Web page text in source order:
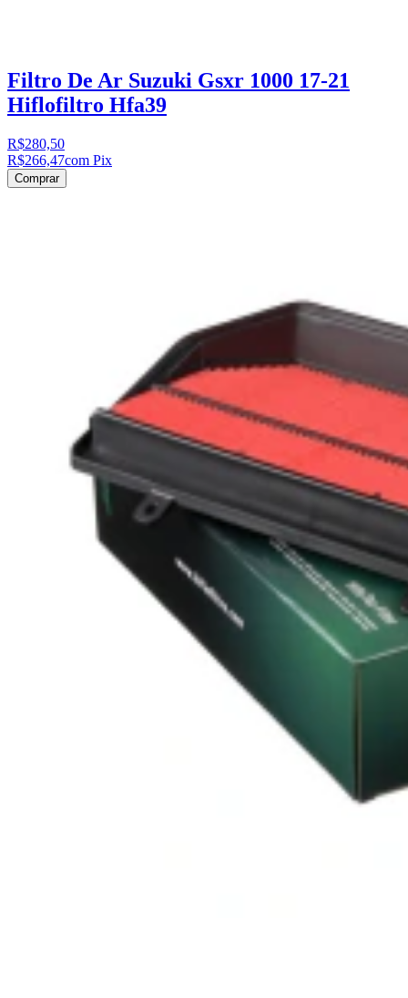
Filtro De Ar Suzuki Gsxr 1000 17-21
Hiflofiltro Hfa39
R$280,50
R$266,47com Pix
Comprar